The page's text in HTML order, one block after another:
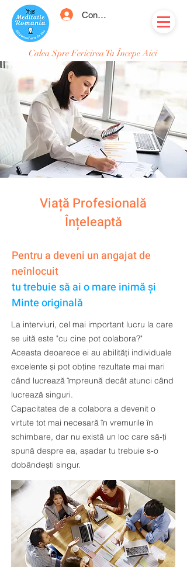
Conectează-te
Calea Spre Fericirea Ta Începe Aici
Viață Profesională
Înțeleaptă
Pentru a deveni un angajat de
neînlocuit
tu trebuie să ai o mare inimă și
Minte originală
La interviuri, cel mai important lucru la care
se uită este "cu cine pot colabora?"
Aceasta deoarece ei au abilități individuale
excelente și pot obține rezultate mai mari
când lucrează împreună decât atunci când
lucrează singuri.
Capacitatea de a colabora a devenit o
virtute tot mai necesară în vremurile în
schimbare, dar nu există un loc care să-ți
spună despre ea, așadar tu trebuie s-o
dobândești singur.